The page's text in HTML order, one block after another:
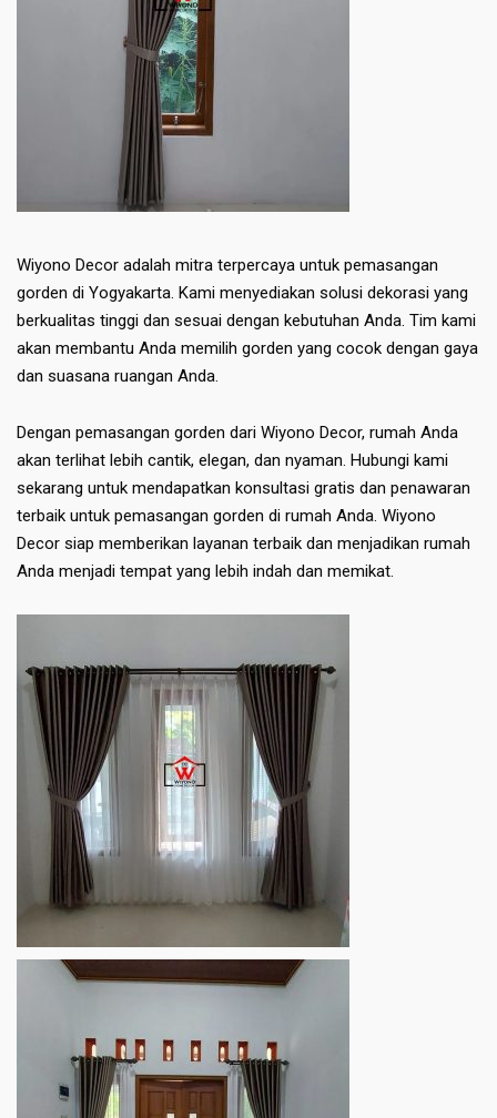
Wiyono Decor adalah mitra terpercaya untuk pemasangan
gorden di Yogyakarta. Kami menyediakan solusi dekorasi yang
berkualitas tinggi dan sesuai dengan kebutuhan Anda. Tim kami
akan membantu Anda memilih gorden yang cocok dengan gaya
dan suasana ruangan Anda.
Dengan pemasangan gorden dari Wiyono Decor, rumah Anda
akan terlihat lebih cantik, elegan, dan nyaman. Hubungi kami
sekarang untuk mendapatkan konsultasi gratis dan penawaran
terbaik untuk pemasangan gorden di rumah Anda. Wiyono
Decor siap memberikan layanan terbaik dan menjadikan rumah
Anda menjadi tempat yang lebih indah dan memikat.